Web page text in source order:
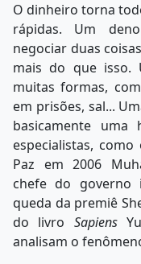
O dinheiro torna
rápidas. Um
negociar duas
mais do que isso.
muitas formas,
em prisões, sal...
basicamente uma
especialistas,
Paz em 2006
chefe do governo
queda da premiê
do livro Sapiens
analisam o